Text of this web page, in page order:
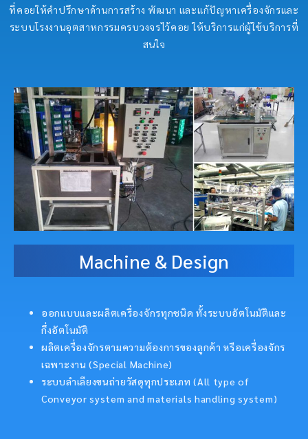
ที่คอยให้คำปรึกษาด้านการสร้าง พัฒนา และแก้ปัญหาเครื่องจักรและ
ระบบโรงงานอุตสาหกรรมครบวงจรไว้คอย ให้บริการแก่ผู้ใช้บริการที่
สนใจ
Machine & Design
ออกแบบและผลิตเครื่องจักรทุกชนิด ทั้งระบบอัตโนมัติและ
กึ่งอัตโนมัติ
ผลิตเครื่องจักรตามความต้องการของลูกค้า หรือเครื่องจักร
เฉพาะงาน (Special Machine)
ระบบลำเลียงขนถ่ายวัสดุทุกประเภท (All type of
Conveyor system and materials handling system)